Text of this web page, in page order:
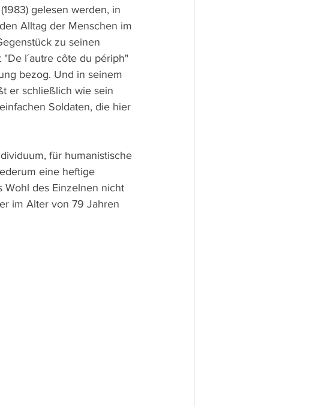
gelesen werden, in
Alltag der Menschen im
zu seinen
l´autre côte du périph"
bezog. Und in seinem
er schließlich wie sein
Soldaten, die hier
für humanistische
eine heftige
Wohl des Einzelnen nicht
im Alter von 79 Jahren